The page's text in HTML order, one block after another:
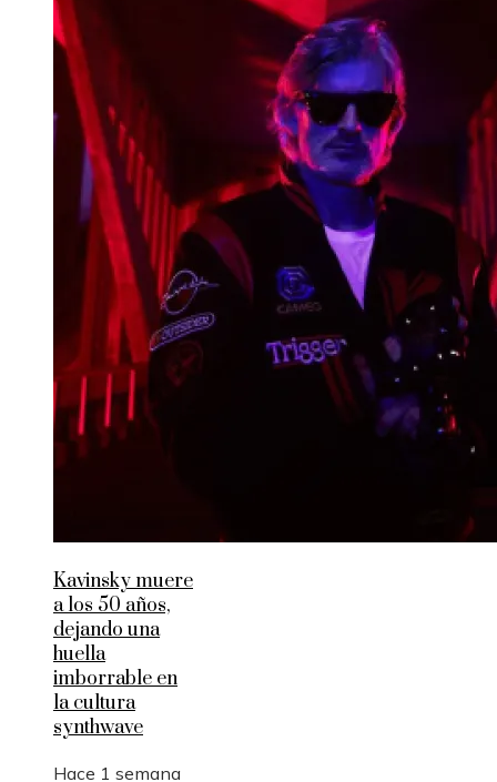
Kavinsky muere
a los 50 años,
dejando una
huella
imborrable en
la cultura
synthwave
Hace 1 semana